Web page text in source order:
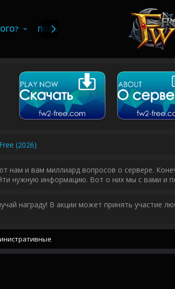
ПОЛЬЗОВАТЕЛИ
(2026)
нам и вам миллиард вопросов о сервере.
нужную информацию. Вот о них мы с вами и
награду! В акции может принять участие